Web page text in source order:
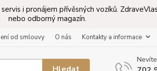
i pronájem přívěsných vozíků.
nebo odborný magazín.
od smlouvy O nás Kontakty a informace
Hledat